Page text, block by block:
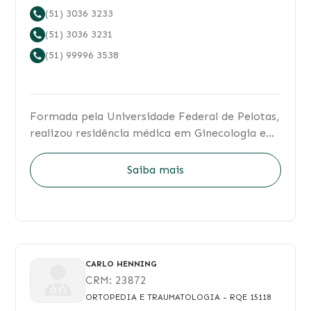
endoscopia nasossinusal, e teste e adaptação
com CPAP. Atende adultos e crianças. Site:
www.dracamilalopes.com Instagram:
@otorrinoesono
(51) 3036 3233
(51) 3036 3231
(51) 99996 3538
Formada pela Universidade Federal de Pelotas,
realizou residência médica em Ginecologia e
Conceição. Possui especialização em
Reprodução Assistida pelo Projeto Alfa e é
Saiba mais
CARLO HENNING
CRM: 23872
ORTOPEDIA E TRAUMATOLOGIA - RQE 15118